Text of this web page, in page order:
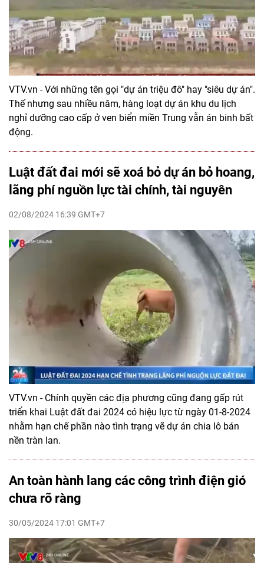
VTV.vn - Với những tên gọi "dự án triệu đô" hay "siêu dự án".
Thế nhưng sau nhiều năm, hàng loạt dự án khu du lịch
nghỉ dưỡng cao cấp ở ven biển miền Trung vẫn án binh bất
động.
Luật đất đai mới sẽ xoá bỏ dự án bỏ hoang,
lãng phí nguồn lực tài chính, tài nguyên
02/08/2024 16:39 GMT+7
VTV.vn - Chính quyền các địa phương cũng đang gấp rút
triển khai Luật đất đai 2024 có hiệu lực từ ngày 01-8-2024
nhằm hạn chế phần nào tình trạng vẽ dự án chia lô bán
nền tràn lan.
An toàn hành lang các công trình điện gió
chưa rõ ràng
30/05/2024 17:01 GMT+7